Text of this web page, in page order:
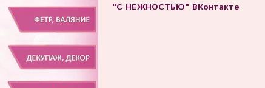
"С НЕЖНОСТЬЮ" ВКонтакте